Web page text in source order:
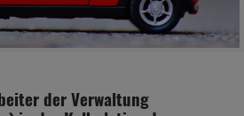
der Verwaltung